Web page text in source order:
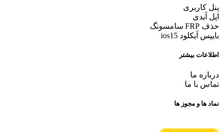
پنل کاربری
اپل آیدی
حذف FRP سامسونگ
بایپس آیکلود ios15
اطلاعات بیشتر
درباره ما
تماس با ما
نماد ها و مجوز ها